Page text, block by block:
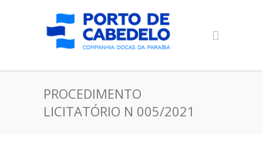
PROCEDIMENTO
LICITATÓRIO N 005/2021